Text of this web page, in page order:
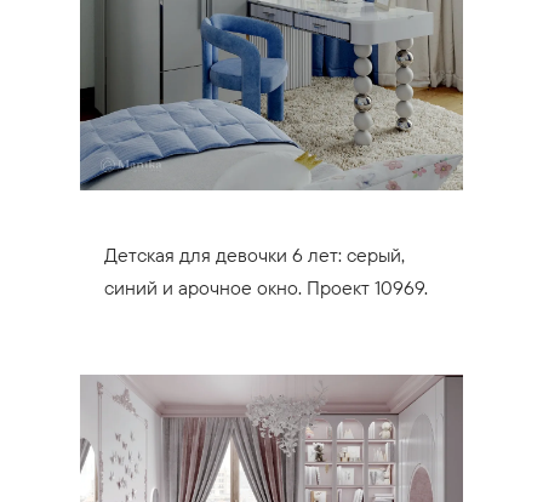
Детская для девочки 6 лет: серый,
синий и арочное окно. Проект 10969.